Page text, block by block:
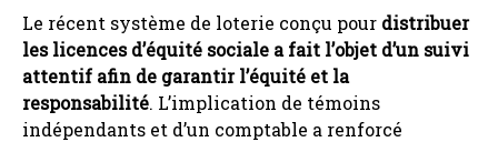
Le récent système de loterie conçu pour distribuer
les licences d’équité sociale a fait l’objet d’un suivi
attentif afin de garantir l’équité et la
responsabilité. L’implication de témoins
indépendants et d’un comptable a renforcé